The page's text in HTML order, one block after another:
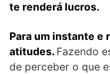
te renderá lucros.
Para um instante e
atitudes. Fazendo
de perceber o que